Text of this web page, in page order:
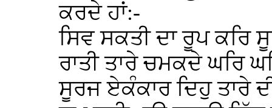
ਕਰਦੇ ਹਾਂ:-
ਸਿਵ ਸਕਤੀ ਦਾ ਰੂਪ
ਰਾਤੀ ਤਾਰੇ ਚਮਕਦੇ ਘਰਿ
ਸੂਰਜ ਏਕੰਕਾਰ ਦਿਹੁ ਤਾਰੇ